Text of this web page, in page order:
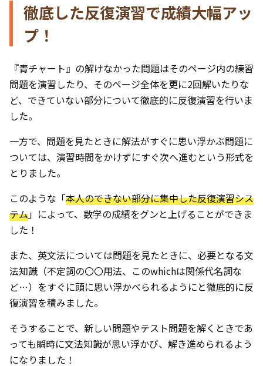
徹底した反復演習で成績大幅アッ
プ！
『青チャート』の解けなかった問題はそのページ内の練習
問題を演習したり、そのページ全体を更に2回解いたりな
ど、できていない部分について徹底的に反復演習を行いま
した。
一方で、問題を見たときに解法がすぐに思い浮かぶ問題に
ついては、演習時間をかけずにすぐ次へ進むという形式を
とりました。
このような「本人のできない部分に集中した反復演習シス
テム」によって、数学の成績をグンと上げることができま
した！
また、英文法については問題を見たときに、必要となる文
法知識（不定詞の〇〇用法、このwhichは関係代名詞な
ど…）をすぐに頭に思い浮かべられるようにと徹底的に反
復演習を積みました。
そうすることで、新しい問題やテスト問題を解くときであ
っても瞬時に文法知識が思い浮かび、解き進められるよう
になりました！